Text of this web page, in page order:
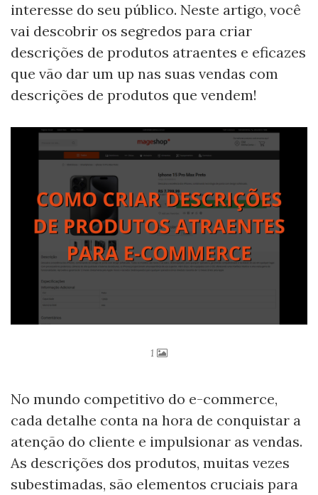
interesse do seu público. Neste artigo, você
vai descobrir os segredos para criar
descrições de produtos atraentes e eficazes
que vão dar um up nas suas vendas com
descrições de produtos que vendem!
1
No mundo competitivo do e-commerce,
cada detalhe conta na hora de conquistar a
atenção do cliente e impulsionar as vendas.
As descrições dos produtos, muitas vezes
subestimadas, são elementos cruciais para